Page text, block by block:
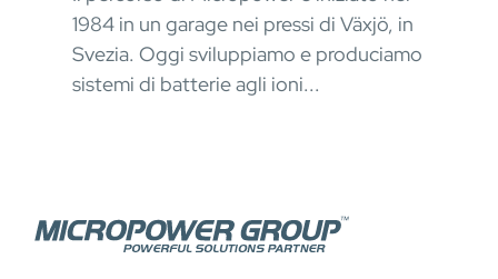
1984 in un garage nei pressi di Växjö, in
Svezia. Oggi sviluppiamo e produciamo
sistemi di batterie agli ioni...